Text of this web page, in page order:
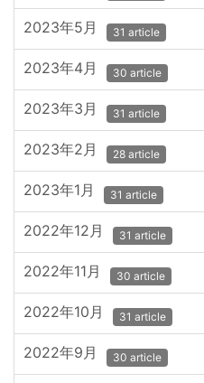
2023年5月 31 article
2023年4月 30 article
2023年3月 31 article
2023年2月 28 article
2023年1月 31 article
2022年12月 31 article
2022年11月 30 article
2022年10月 31 article
2022年9月 30 article